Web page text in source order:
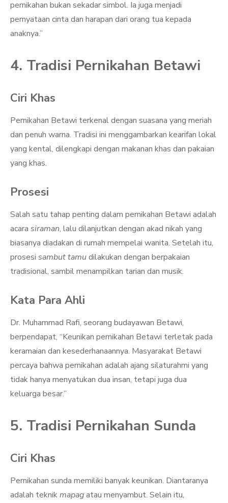
pernikahan bukan sekadar simbol. Ia juga menjadi
pernyataan cinta dan harapan dari orang tua kepada
anaknya.”
4. Tradisi Pernikahan Betawi
Ciri Khas
Pernikahan Betawi terkenal dengan suasana yang meriah
dan penuh warna. Tradisi ini menggambarkan kearifan lokal
yang kental, dilengkapi dengan makanan khas dan pakaian
yang khas.
Prosesi
Salah satu tahap penting dalam pernikahan Betawi adalah
acara siraman, lalu dilanjutkan dengan akad nikah yang
biasanya diadakan di rumah mempelai wanita. Setelah itu,
prosesi sambut tamudilakukan dengan berpakaian
tradisional, sambil menampilkan tarian dan musik.
Kata Para Ahli
Dr. Muhammad Rafi, seorang budayawan Betawi,
berpendapat, “Keunikan pernikahan Betawi terletak pada
keramaian dan kesederhanaannya. Masyarakat Betawi
percaya bahwa pernikahan adalah ajang silaturahmi yang
tidak hanya menyatukan dua insan, tetapi juga dua
keluarga besar.”
5. Tradisi Pernikahan Sunda
Ciri Khas
Pernikahan sunda memiliki banyak keunikan. Diantaranya
adalah teknikmapagatau menyambut. Selain itu,